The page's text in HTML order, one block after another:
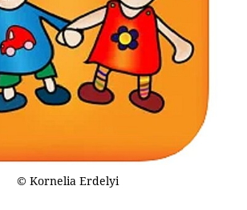
© Kornelia Erdelyi